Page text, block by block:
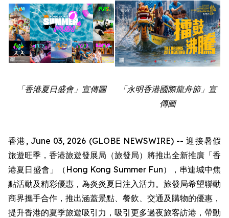
「香港夏日盛會」宣傳圖
「永明香港國際龍舟節」宣
傳圖
香港, June 03, 2026 (GLOBE NEWSWIRE) -- 迎接暑假
旅遊旺季，香港旅遊發展局（旅發局）將推出全新推廣「香
港夏日盛會」（Hong Kong Summer Fun），串連城中焦
點活動及精彩優惠，為炎炎夏日注入活力。旅發局希望聯動
商界攜手合作，推出涵蓋景點、餐飲、交通及購物的優惠，
提升香港的夏季旅遊吸引力，吸引更多過夜旅客訪港，帶動